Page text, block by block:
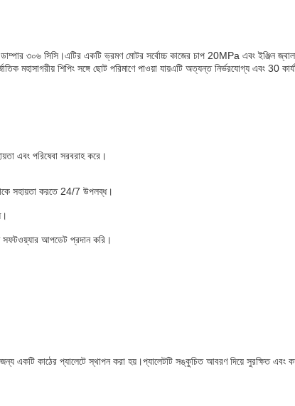
৩০৬ সিসি।এটির একটি ভ্রমণ মোটর সর্বোচ্চ কাজের চাপ 20MPa এবং ইঞ্জিন
শিপিং সঙ্গে ছোট পরিমাণে পাওয়া যায়এটি অত্যন্ত নির্ভরযোগ্য এবং 30
এবং পরিষেবা সরবরাহ করে।
সহায়তা করতে 24/7 উপলব্ধ।
সফটওয়্যার আপডেট প্রদান করি।
একটি কাঠের প্যালেটে স্থাপন করা হয়।প্যালেটটি সঙ্কুচিত আবরণ দিয়ে সুরক্ষিত এবং